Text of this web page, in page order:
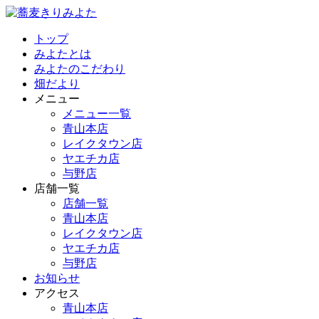
トップ
みよたとは
みよたのこだわり
畑だより
メニュー
メニュー一覧
青山本店
レイクタウン店
ヤエチカ店
与野店
店舗一覧
店舗一覧
青山本店
レイクタウン店
ヤエチカ店
与野店
お知らせ
アクセス
青山本店